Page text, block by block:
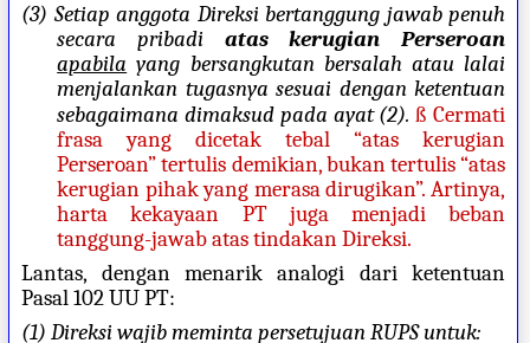
(3) Setiap anggota Direksi bertanggung jawab penuh
secara pribadi atas kerugian Perseroan
apabila yang bersangkutan bersalah atau lalai
menjalankan tugasnya sesuai dengan ketentuan
sebagaimana dimaksud pada ayat (2).ß Cermati
frasa yang dicetak tebal “atas kerugian
Perseroan” tertulis demikian, bukan tertulis “atas
kerugian pihak yang merasa dirugikan”. Artinya,
harta kekayaan PT juga menjadi beban
tanggung-jawab atas tindakan Direksi.
Lantas, dengan menarik analogi dari ketentuan
Pasal 102 UU PT:
(1) Direksi wajib meminta persetujuan RUPS untuk: